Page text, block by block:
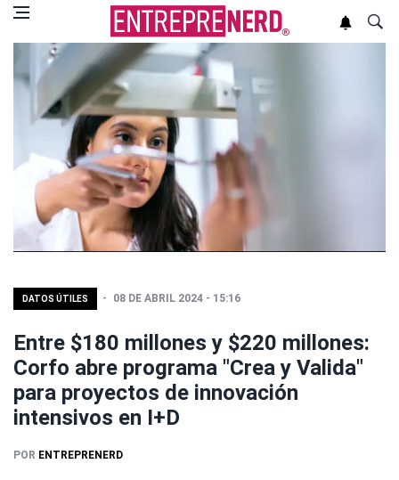
DATOS ÚTILES 08 DE ABRIL 2024 - 15:16
Entre $180 millones y $220 millones:
Corfo abre programa "Crea y Valida"
para proyectos de innovación
intensivos en I+D
POR ENTREPRENERD